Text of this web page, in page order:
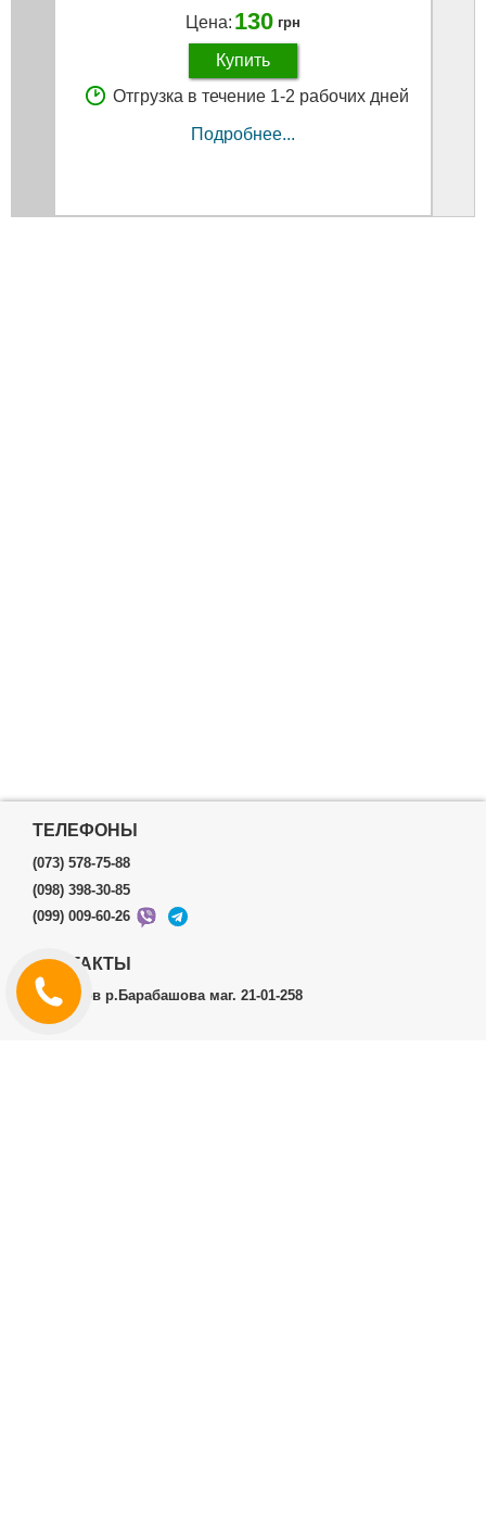
Цена: 130 грн
Купить
Отгрузка в течение 1-2 рабочих дней
Подробнее...
ТЕЛЕФОНЫ
(073) 578-75-88
(098) 398-30-85
(099) 009-60-26
КОНТАКТЫ
г.Харьков р.Барабашова маг. 21-01-258